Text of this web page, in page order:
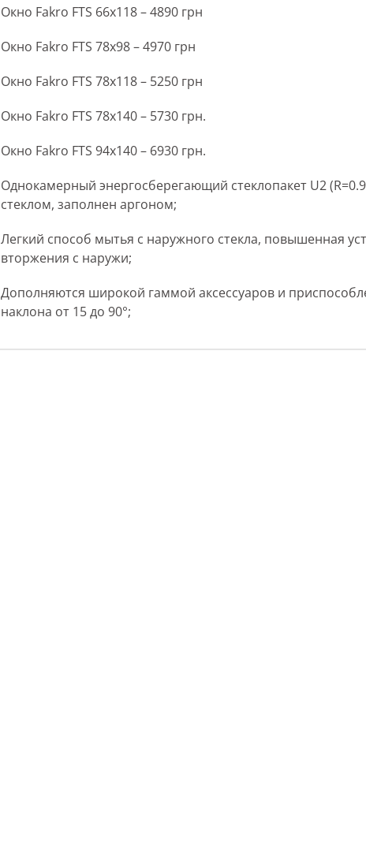
Окно Fakro FTS 66х118 – 4890 грн
Окно Fakro FTS 78х98 – 4970 грн
Окно Fakro FTS 78х118 – 5250 грн
Окно Fakro FTS 78х140 – 5730 грн.
Окно Fakro FTS 94х140 – 6930 грн.
Однокамерный энергосберегающий стеклопакет U2
стеклом, заполнен аргоном;
Легкий способ мытья с наружного стекла, повышенная
вторжения с наружи;
Дополняются широкой гаммой аксессуаров и
наклона от 15 до 90°;